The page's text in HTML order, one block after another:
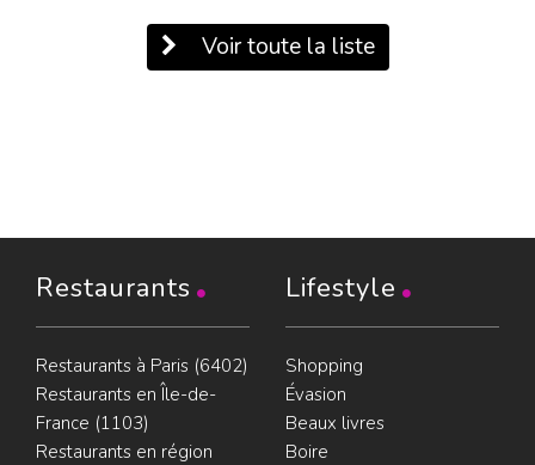
Voir toute la liste
Restaurants
Restaurants à Paris (6402)
Restaurants en Île-de-
France (1103)
Restaurants en région
Lifestyle
Shopping
Évasion
Beaux livres
Boire